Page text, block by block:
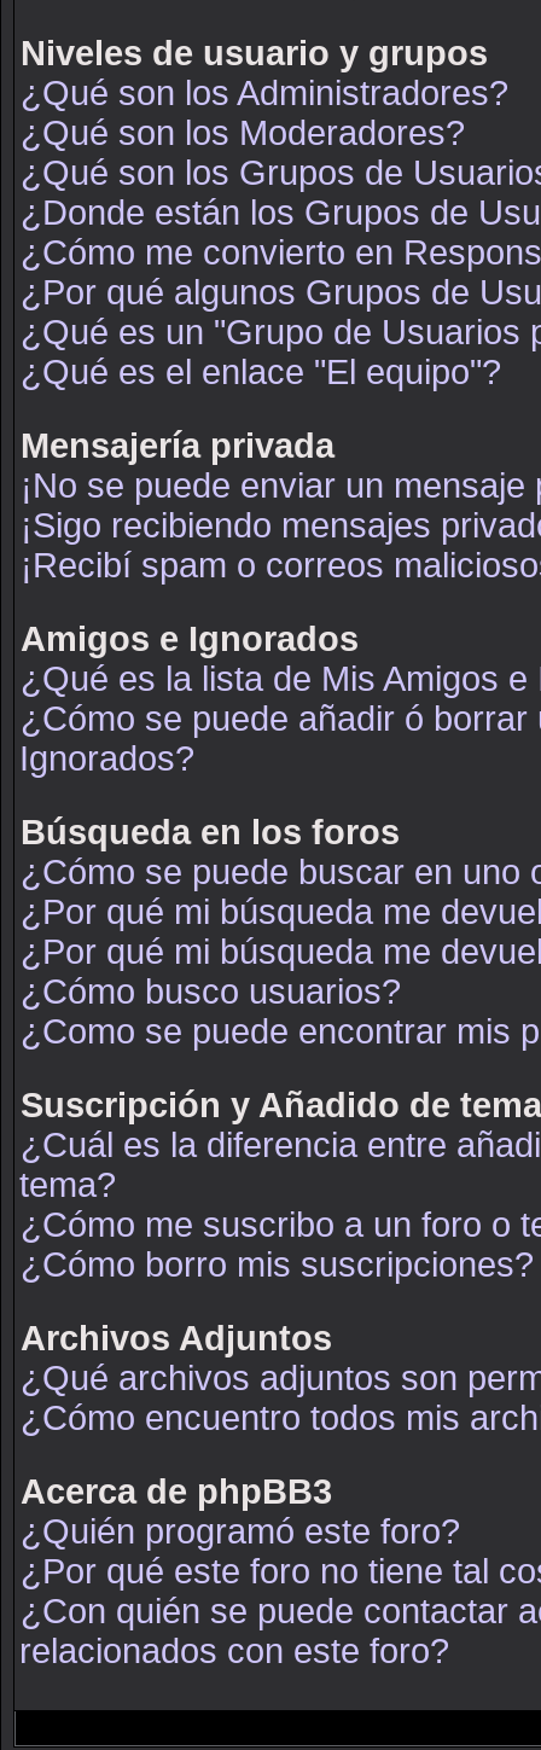
Niveles de usuario y grupos
¿Qué son los Administradores?
¿Qué son los Moderadores?
¿Qué son los Grupos de
¿Donde están los Grupos de
¿Cómo me convierto en
¿Por qué algunos Grupos de
¿Qué es un "Grupo de Usuarios
¿Qué es el enlace "El equipo"?
Mensajería privada
¡No se puede enviar un mensaje
¡Sigo recibiendo mensajes
¡Recibí spam o correos
Amigos e Ignorados
¿Qué es la lista de Mis Amigos e
¿Cómo se puede añadir ó
Ignorados?
Búsqueda en los foros
¿Cómo se puede buscar en uno
¿Por qué mi búsqueda me
¿Por qué mi búsqueda me
¿Cómo busco usuarios?
¿Como se puede encontrar mis
Suscripción y Añadido de
¿Cuál es la diferencia entre
tema?
¿Cómo me suscribo a un foro o
¿Cómo borro mis suscripciones?
Archivos Adjuntos
¿Qué archivos adjuntos son
¿Cómo encuentro todos mis
Acerca de phpBB3
¿Quién programó este foro?
¿Por qué este foro no tiene tal
¿Con quién se puede contactar
relacionados con este foro?